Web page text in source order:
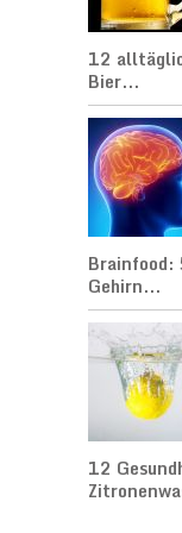
12
Bier...
Brainfood:
Gehirn...
12